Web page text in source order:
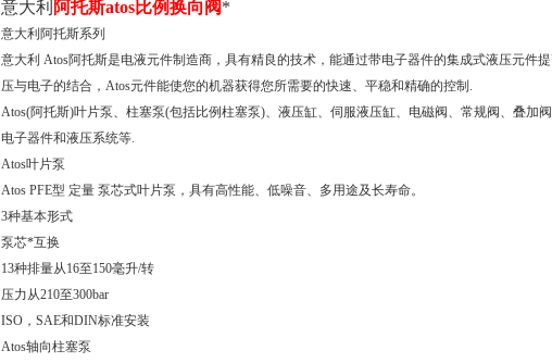
意大利 阿托斯atos比例换向阀*
意大利阿托斯系列
意大利 Atos阿托斯是电液元件制造商，具有精良的技术，能通过带电子器件的集成式液压元件
压与电子的结合，Atos元件能使您的机器获得您所需要的快速、平稳和精确的控制.
Atos(阿托斯)叶片泵、柱塞泵(包括比例柱塞泵)、液压缸、伺服液压缸、电磁阀、常规阀、叠加阀
电子器件和液压系统等.
Atos叶片泵
Atos PFE型 定量 泵芯式叶片泵，具有高性能、低噪音、多用途及长寿命。
3种基本形式
泵芯*互换
13种排量从16至150毫升/转
压力从210至300bar
ISO，SAE和DIN标准安装
Atos轴向柱塞泵